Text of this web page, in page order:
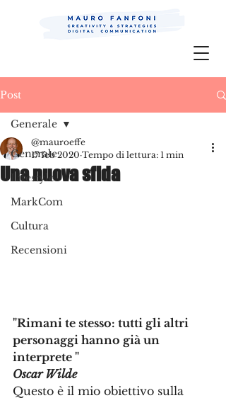
Mauro Fanfoni MarkCom; Editor;
Post
Generale
Lifestyle
MarkCom
Cultura
Recensioni
Generale
Una nuova sfida
@mauroeffe
17 feb 2020 Tempo di lettura: 1 min
"Rimani te stesso: tutti gli altri
personaggi hanno già un
interprete "
Oscar Wilde
Questo è il mio obiettivo sulla